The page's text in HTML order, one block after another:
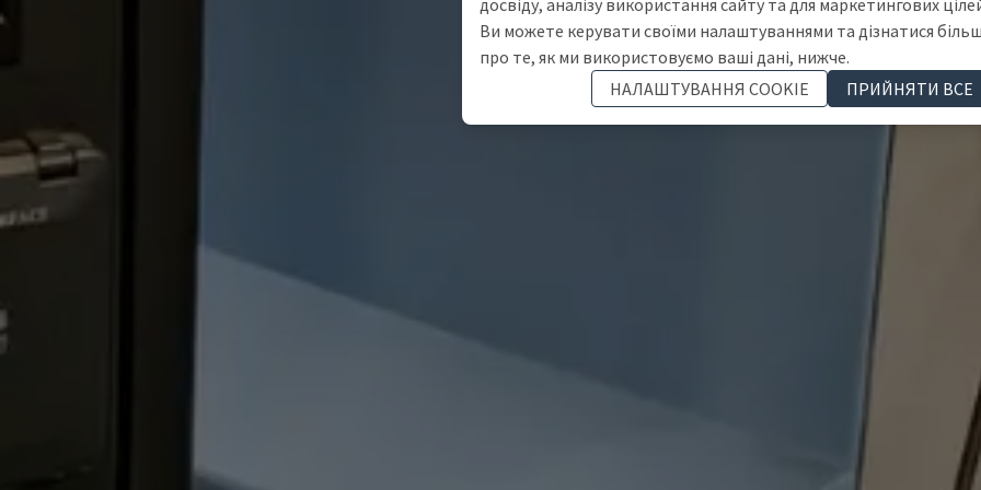
досвіду, аналізу використання сайту та для маркетингових
Ви можете керувати своїми налаштуваннями та дізнатися
про те, як ми використовуємо ваші дані, нижче.
НАЛАШТУВАННЯ COOKIE
ПРИЙНЯТИ ВСЕ